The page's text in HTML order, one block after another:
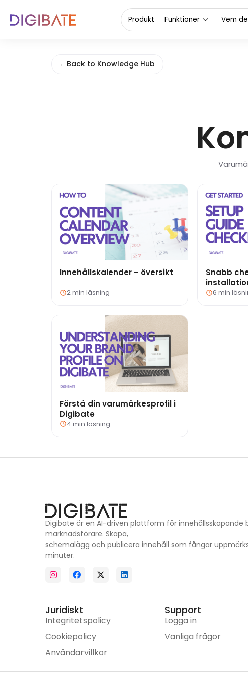
Produkt Funktioner Vem
←Back to Knowledge Hub
Innehållskalender – översikt
2 min läsning
Snabb
6 min
Förstå din varumärkesprofil i
Digibate
4 min läsning
Digibate är en AI-driven plattform för
marknadsförare. Skapa,
schemalägg och publicera innehåll som fångar
minuter.
Juridiskt
Integritetspolicy
Cookiepolicy
Användarvillkor
Support
Logga in
Vanliga frågor